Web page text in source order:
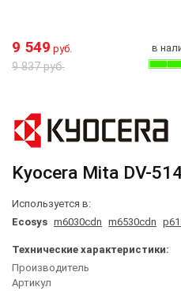
9 549 руб.
9 837 руб.
в
Kyocera Mita DV-
Используется в:
Ecosys m6030cdn m6530cdn
Технические характеристики:
Производитель
Артикул